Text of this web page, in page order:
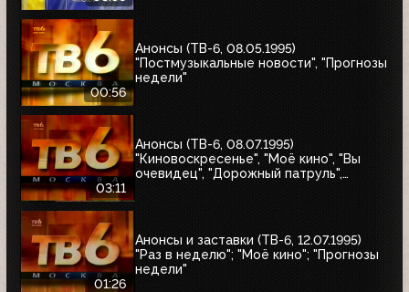
00:56
Анонсы (ТВ-6, 08.05.1995)
"Постмузыкальные новости", "Прогнозы
недели"
03:11
Анонсы (ТВ-6, 08.07.1995)
"Киновоскресенье", "Моё кино", "Вы
очевидец", "Дорожный патруль",
01:26
Анонсы и заставки (ТВ-6, 12.07.1995)
"Раз в неделю"; "Моё кино"; "Прогнозы
недели"